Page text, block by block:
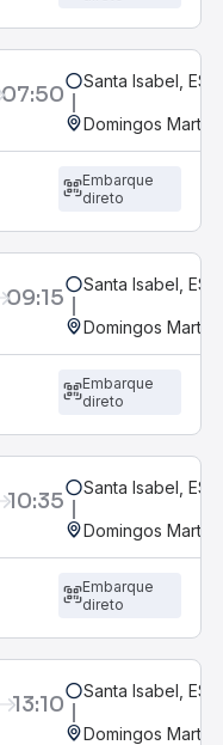
07:50 Santa Isabel, ES
Domingos
Embarque
direto
09:15 Santa Isabel, ES
Domingos
Embarque
direto
10:35 Santa Isabel, ES
Domingos
Embarque
direto
13:10 Santa Isabel, ES
Domingos